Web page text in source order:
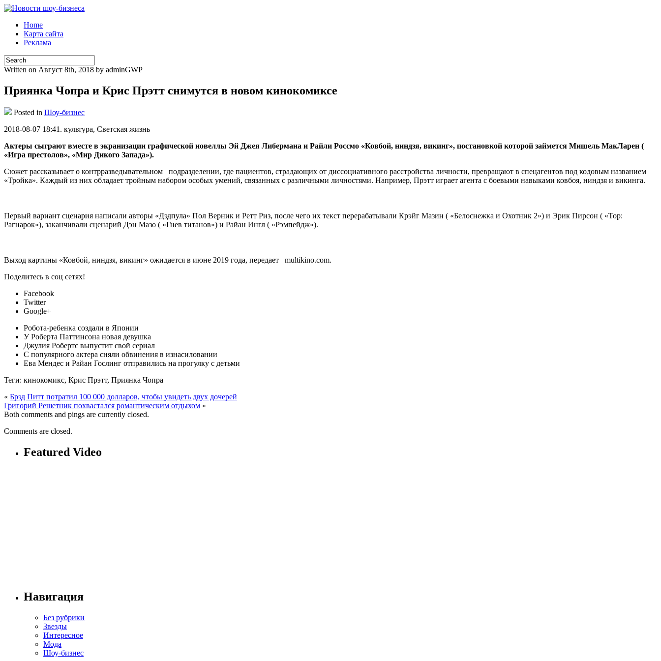
Home
Карта сайта
Реклама
Written on Август 8th, 2018 by adminGWP
Приянка Чопра и Крис Прэтт снимутся в новом кинокомиксе
Posted in Шоу-бизнес
2018-08-07 18:41. культурa, Свeтскaя жизнь
Актеры сыграют вместе в экранизации графической новеллы Эй Джея Либермана и Райли Россмо «Ковбой, ниндзя, викинг», постановкой которой займется Мишель МакЛарен (
«Игра престолов», «Мир Дикого Запада»).
Сюжет рассказывает о контрразведывательном подразделении, где пациентов, страдающих от диссоциативного расстройства личности, превращают в спецагентов под кодовым названием
«Тройка». Каждый из них обладает тройным набором особых умений, связанных с различными личностями. Например, Прэтт играет агента с боевыми навыками ковбоя, ниндзя и викинга.
Первый вариант сценария написали авторы «Дэдпула» Пол Верник и Ретт Риз, после чего их текст перерабатывали Крэйг Мазин ( «Белоснежка и Охотник 2») и Эрик Пирсон ( «Тор:
Рагнарок»), заканчивали сценарий Дэн Мазо ( «Гнев титанов») и Райан Ингл ( «Рэмпейдж»).
Выход картины «Ковбой, ниндзя, викинг» ожидается в июне 2019 года, передает multikino.com.
Поделитесь в соц сетях!
Facebook
Twitter
Google+
Робота-ребенка создали в Японии
У Роберта Паттинсона новая девушка
Джулия Робертс выпустит свой сериал
С популярного актера сняли обвинения в изнасиловании
Ева Мендес и Райан Гослинг отправились на прогулку с детьми
Теги: кинокомикс, Крис Прэтт, Приянка Чопра
« Брэд Питт потратил 100 000 долларов, чтобы увидеть двух дочерей
Григорий Решетник похвастался романтическим отдыхом »
Both comments and pings are currently closed.
Comments are closed.
Featured Video
Навигация
Без рубрики
Звезды
Интересное
Мода
Шоу-бизнес